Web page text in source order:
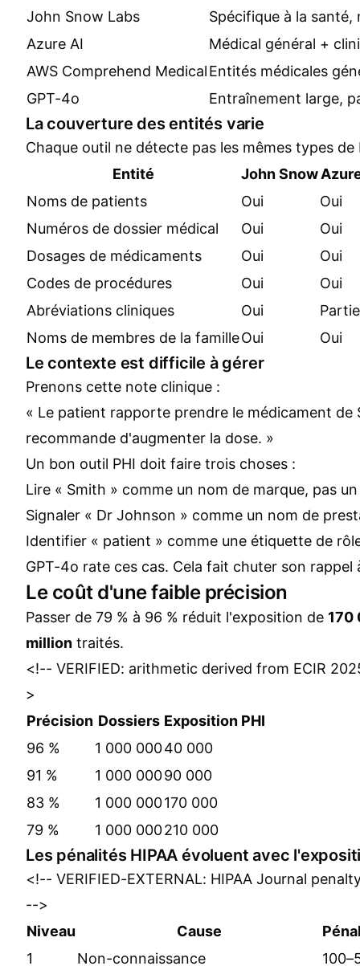
John Snow Labs
Spécifique à la santé,
Azure AI
Médical général +
AWS Comprehend MedicalEntités médicales
GPT-4o
Entraînement large,
La couverture des entités varie
Chaque outil ne détecte pas les mêmes types de
Entité
John Snow
Noms de patients
Oui
Oui
Numéros de dossier médical
Oui
Oui
Dosages de médicaments
Oui
Oui
Codes de procédures
Oui
Oui
Abréviations cliniques
Oui
Noms de membres de la familleOui Oui
Le contexte est difficile à gérer
Prenons cette note clinique :
« Le patient rapporte prendre le médicament de
recommande d'augmenter la dose. »
Un bon outil PHI doit faire trois choses :
Lire « Smith » comme un nom de marque, pas
Signaler « Dr Johnson » comme un nom de
Identifier « patient » comme une étiquette de
GPT-4o rate ces cas. Cela fait chuter son rappel
Le coût d'une faible précision
Passer de 79 % à 96 % réduit l'exposition de 170
million traités.
<!-- VERIFIED: arithmetic derived from ECIR
>
Précision Dossiers Exposition PHI
96 %
1 000 00040 000
91 %
1 000 00090 000
83 %
1 000 000170 000
79 %
1 000 000210 000
Les pénalités HIPAA évoluent avec
<!-- VERIFIED-EXTERNAL: HIPAA Journal
-->
Niveau
Cause
1
Non-connaissance